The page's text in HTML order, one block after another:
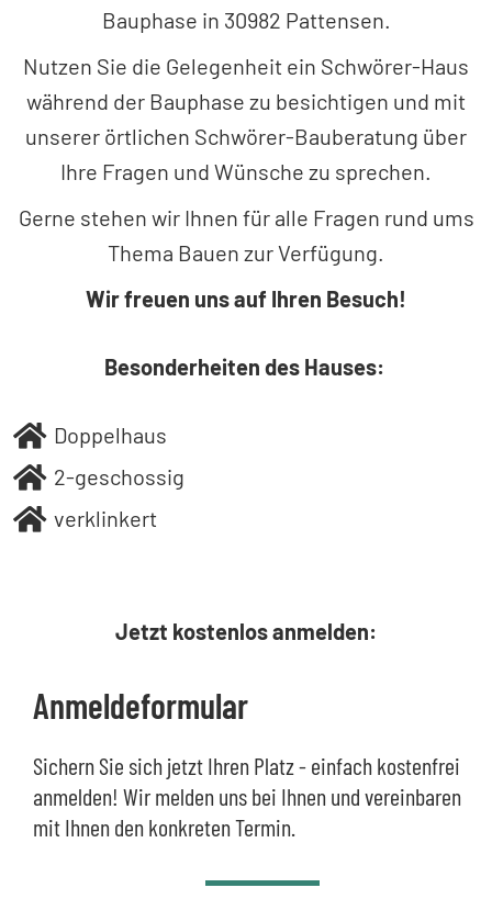
Bauphase in 30982 Pattensen.
Nutzen Sie die Gelegenheit ein Schwörer-Haus
während der Bauphase zu besichtigen und mit
unserer örtlichen Schwörer-Bauberatung über
Ihre Fragen und Wünsche zu sprechen.
Gerne stehen wir Ihnen für alle Fragen rund ums
Thema Bauen zur Verfügung.
Wir freuen uns auf Ihren Besuch!
Besonderheiten des Hauses:
Doppelhaus
2-geschossig
verklinkert
Jetzt kostenlos anmelden:
Anmeldeformular
Sichern Sie sich jetzt Ihren Platz - einfach kostenfrei
anmelden! Wir melden uns bei Ihnen und vereinbaren
mit Ihnen den konkreten Termin.